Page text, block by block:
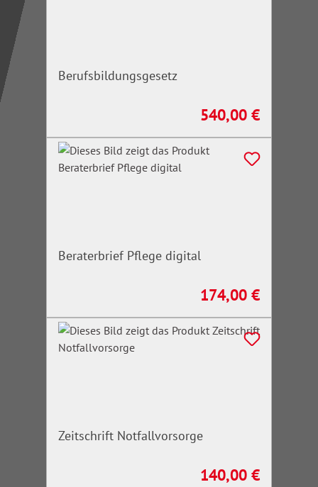
Berufsbildungsgesetz
Regulärer Preis:
540,00 €
Beraterbrief Pflege digital
Regulärer Preis:
174,00 €
Zeitschrift Notfallvorsorge
Regulärer Preis:
140,00 €